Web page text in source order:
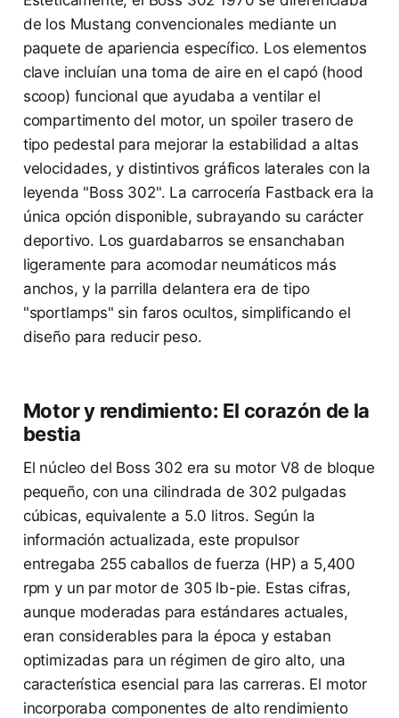
de los Mustang convencionales mediante un
paquete de apariencia específico. Los elementos
clave incluían una toma de aire en el capó (hood
scoop) funcional que ayudaba a ventilar el
compartimento del motor, un spoiler trasero de
tipo pedestal para mejorar la estabilidad a altas
velocidades, y distintivos gráficos laterales con la
leyenda "Boss 302". La carrocería Fastback era la
única opción disponible, subrayando su carácter
deportivo. Los guardabarros se ensanchaban
ligeramente para acomodar neumáticos más
anchos, y la parrilla delantera era de tipo
"sportlamps" sin faros ocultos, simplificando el
diseño para reducir peso.
Motor y rendimiento: El corazón de la
bestia
El núcleo del Boss 302 era su motor V8 de bloque
pequeño, con una cilindrada de 302 pulgadas
cúbicas, equivalente a 5.0 litros. Según la
información actualizada, este propulsor
entregaba 255 caballos de fuerza (HP) a 5,400
rpm y un par motor de 305 lb-pie. Estas cifras,
aunque moderadas para estándares actuales,
eran considerables para la época y estaban
optimizadas para un régimen de giro alto, una
característica esencial para las carreras. El motor
incorporaba componentes de alto rendimiento